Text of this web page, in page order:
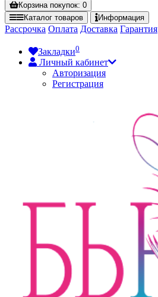
Корзинапокупок: 0
Каталог товаров Информация
Рассрочка Оплата Доставка Гарантия
Закладки0
Личный кабинет
Авторизация
Регистрация